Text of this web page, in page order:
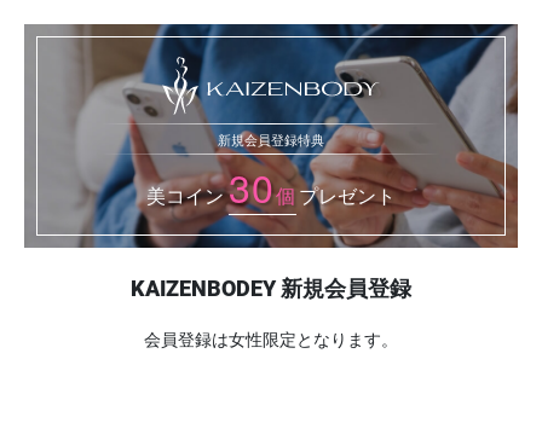
新規会員登録特典
美コイン30個 プレゼント
KAIZENBODEY 新規会員登録
会員登録は女性限定となります。